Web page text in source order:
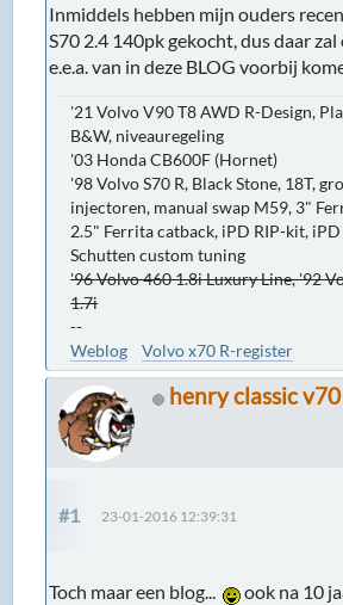
Inmiddels hebben mijn ouders
S70 2.4 140pk gekocht, dus daar
e.e.a. van in deze BLOG voorbij
'21 Volvo V90 T8 AWD R-Design,
B&W, niveauregeling
'03 Honda CB600F (Hornet)
'98 Volvo S70 R, Black Stone, 18T,
injectoren, manual swap M59, 3"
2.5" Ferrita catback, iPD RIP-kit, iPD
Schutten custom tuning
'96 Volvo 460 1.8i Luxury Line, '92
1.7i
--
Weblog
Volvo x70 R-register
henry classic v70
#1 23-01-2016 12:39:31
Toch maar een blog...
ook na 10